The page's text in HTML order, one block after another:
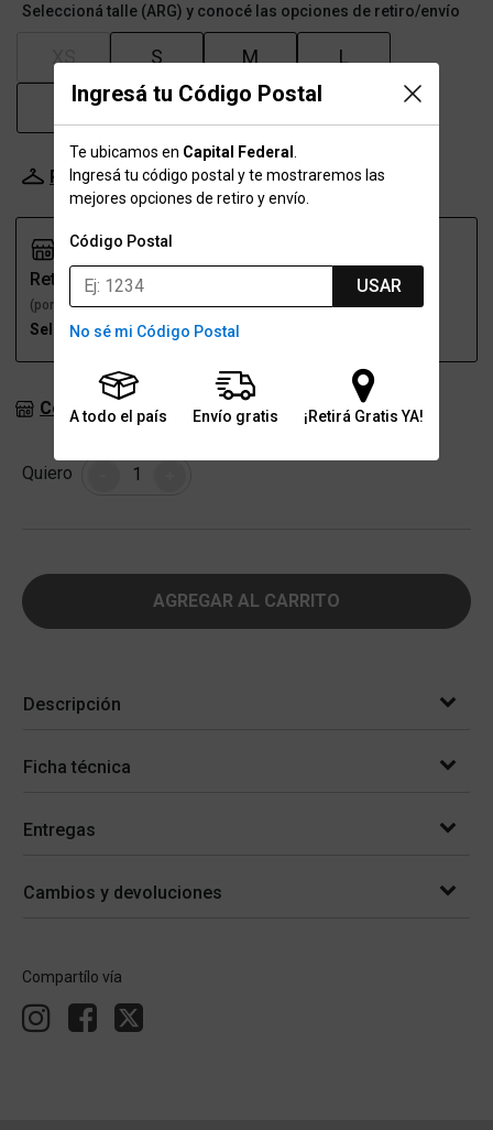
Ingresá tu Código Postal
Te ubicamos en Capital Federal
Ingresá tu código postal y te mostraremos las
mejores opciones de retiro y envío.
Código Postal
USAR
No sé mi Código Postal
A todo el país Envío gratis ¡Retirá Gratis YA!
Seleccioná talle (ARG) y conocé las opciones de retiro/envío
S M L
XL XXL XXXL
Probador Virtual Tabla de talles
Retiro
(por una sucursal)
Seleccioná talle
(a domicilio)
Consultar stock en sucursales
Quiero Cantidad
AGREGAR AL CARRITO
Descripción
Ficha técnica
Entregas
Cambios y devoluciones
Compartílo vía